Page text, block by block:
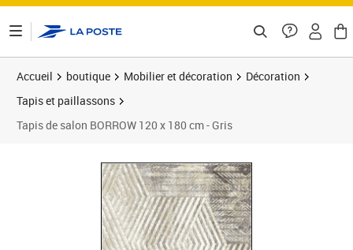
Accueil boutique Mobilier et décoration
Décoration
Tapis et paillassons
Tapis de salon BORROW 120 x 180 cm - Gris